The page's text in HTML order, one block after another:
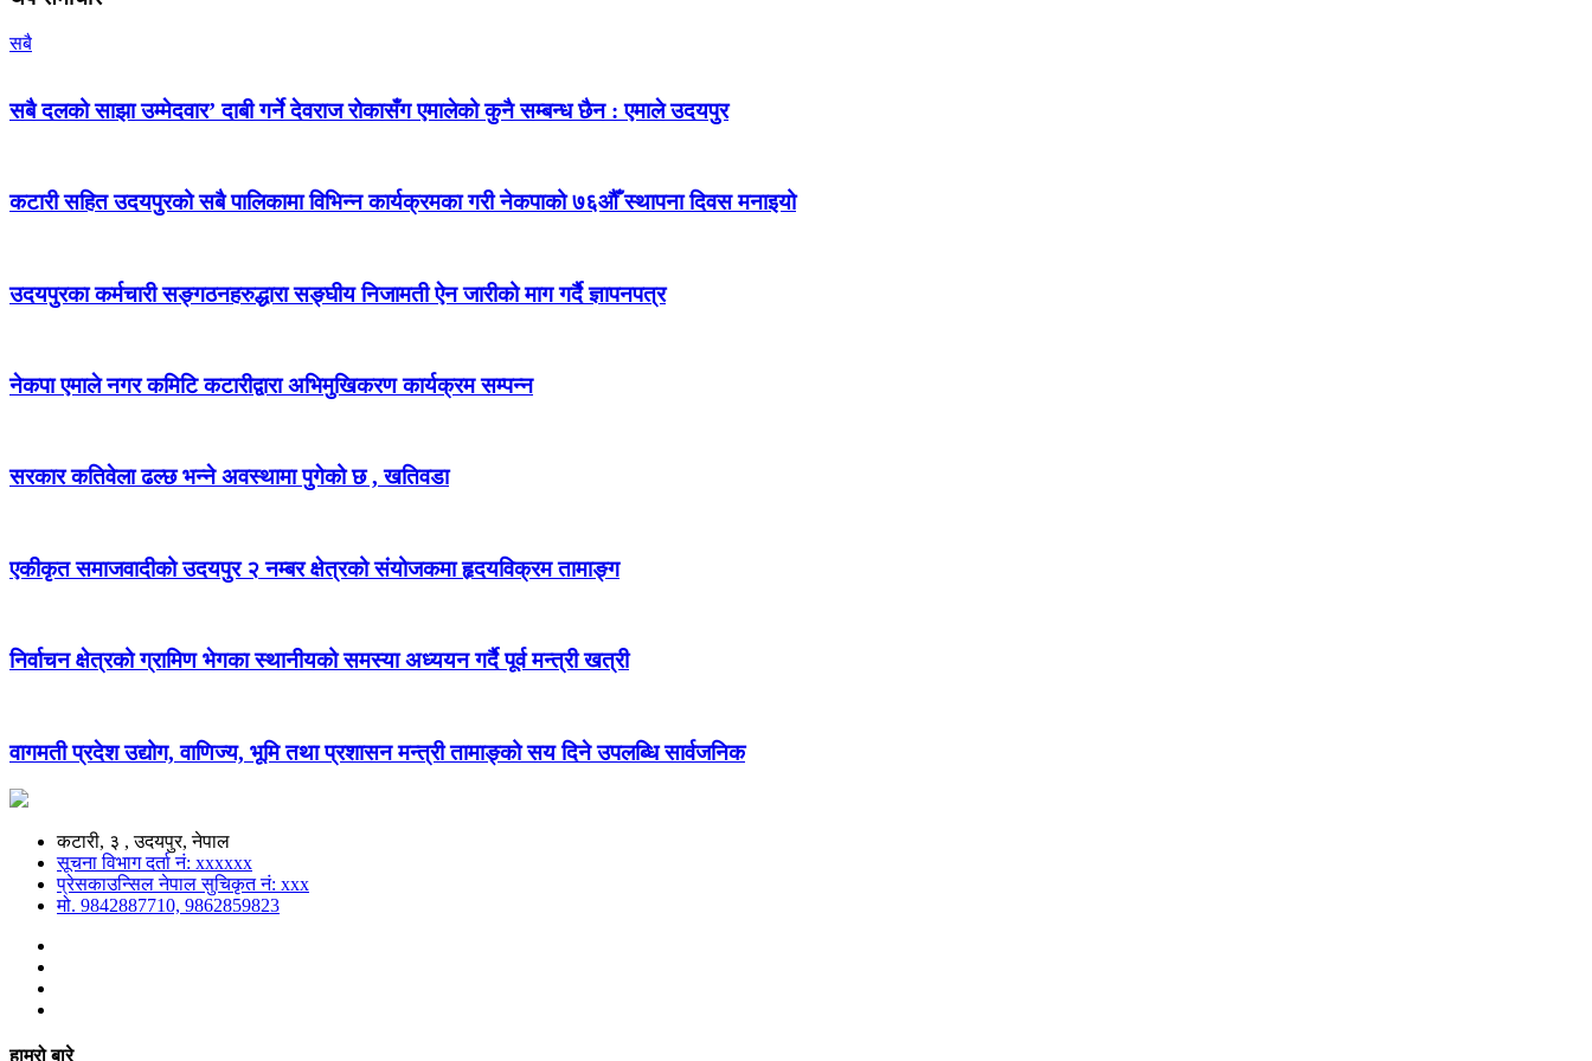
सबै
सबै दलको साझा उम्मेदवार’ दाबी गर्ने देवराज रोकासँग एमालेको कुनै सम्बन्ध छैन : एमाले उदयपुर
कटारी सहित उदयपुरको सबै पालिकामा विभिन्न कार्यक्रमका गरी नेकपाको ७६औँ स्थापना दिवस मनाइयो
उदयपुरका कर्मचारी सङ्गठनहरुद्धारा सङ्घीय निजामती ऐन जारीको माग गर्दै ज्ञापनपत्र
नेकपा एमाले नगर कमिटि कटारीद्वारा अभिमुखिकरण कार्यक्रम सम्पन्न
सरकार कतिवेला ढल्छ भन्ने अवस्थामा पुगेको छ , खतिवडा
एकीकृत समाजवादीको उदयपुर २ नम्बर क्षेत्रको संयोजकमा हृदयविक्रम तामाङ्ग
निर्वाचन क्षेत्रको ग्रामिण भेगका स्थानीयको समस्या अध्ययन गर्दै पूर्व मन्त्री खत्री
वागमती प्रदेश उद्योग, वाणिज्य, भूमि तथा प्रशासन मन्त्री तामाङ्को सय दिने उपलब्धि सार्वजनिक
कटारी, ३ , उदयपुर, नेपाल
सूचना विभाग दर्ता नं: xxxxxx
प्रेसकाउन्सिल नेपाल सुचिकृत नं: xxx
मो. 9842887710, 9862859823
हाम्रो बारे